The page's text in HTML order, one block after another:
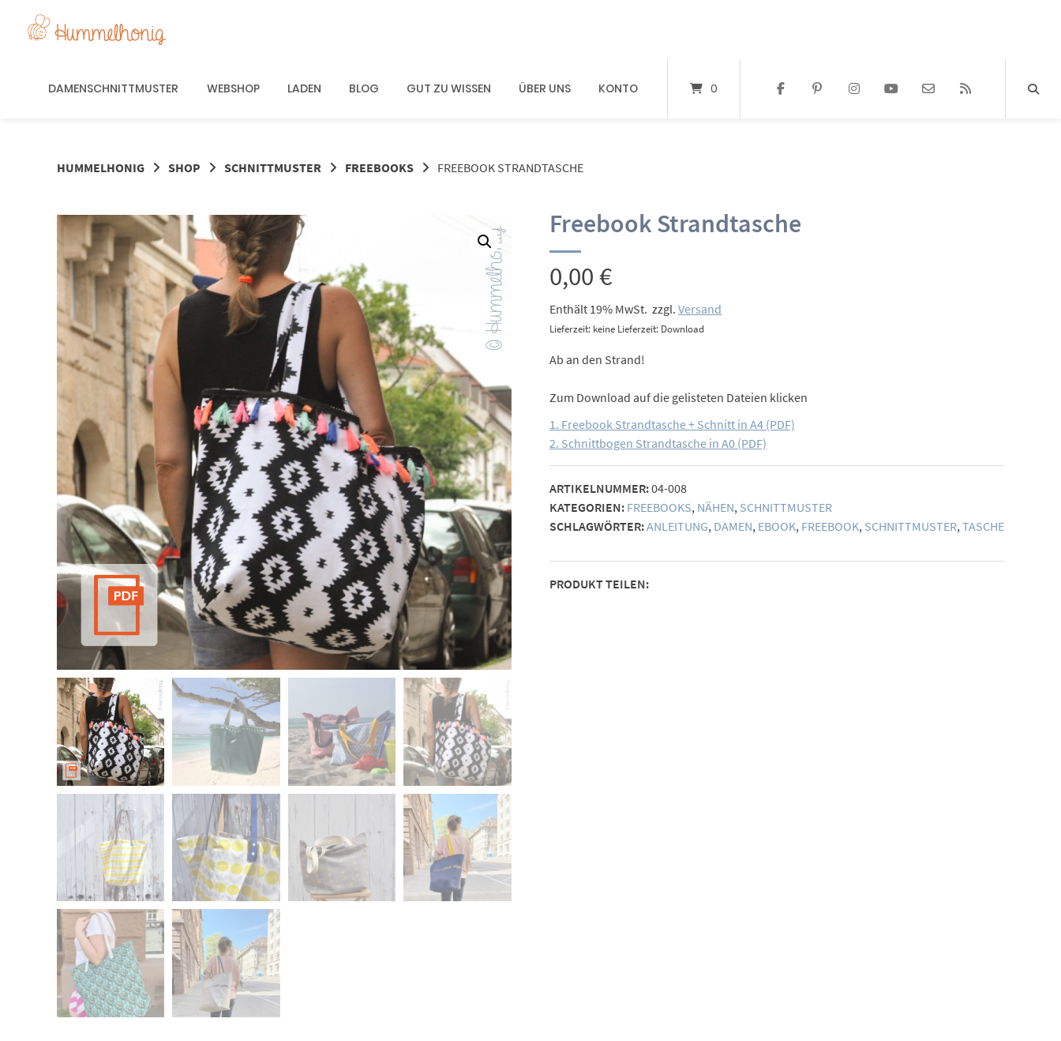
DAMENSCHNITTMUSTER WEBSHOP LADEN BLOG GUT ZU WISSEN ÜBER UNS KONTO 0
HUMMELHONIG SHOP SCHNITTMUSTER FREEBOOKS FREEBOOK STRANDTASCHE
Freebook Strandtasche
0,00€
Enthält 19% MwSt. zzgl. Versand
Lieferzeit: keine Lieferzeit: Download
Ab an den Strand!
Zum Download auf die gelisteten Dateien klicken
1. Freebook Strandtasche + Schnitt in A4 (PDF)
2. Schnittbogen Strandtasche in A0 (PDF)
ARTIKELNUMMER:04-008
KATEGORIEN: FREEBOOKS, NÄHEN, SCHNITTMUSTER
SCHLAGWÖRTER:ANLEITUNG, DAMEN, EBOOK, FREEBOOK, SCHNITTMUSTER,TASCHE
PRODUKT TEILEN: